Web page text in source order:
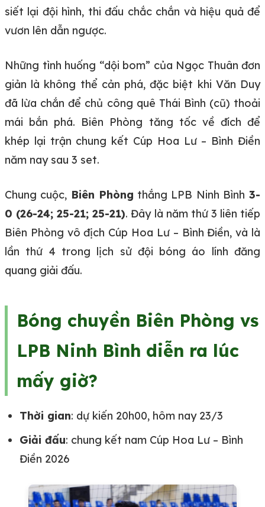
siết lại đội hình, thi đấu chắc chắn và hiệu quả để
vươn lên dẫn ngược.
Những tình huống “dội bom” của Ngọc Thuân đơn
giản là không thể cản phá, đặc biệt khi Văn Duy
đã lừa chắn để chủ công quê Thái Bình (cũ) thoải
mái bắn phá. Biên Phòng tăng tốc về đích để
khép lại trận chung kết Cúp Hoa Lư – Bình Điền
năm nay sau 3 set.
Chung cuộc, Biên Phòng thắng LPB Ninh Bình 3-
0 (26-24; 25-21; 25-21). Đây là năm thứ 3 liên tiếp
Biên Phòng vô địch Cúp Hoa Lư – Bình Điền, và là
lần thứ 4 trong lịch sử đội bóng áo lính đăng
quang giải đấu.
Bóng chuyền Biên Phòng vs
LPB Ninh Bình diễn ra lúc
mấy giờ?
Thời gian: dự kiến 20h00, hôm nay 23/3
Giải đấu: chung kết nam Cúp Hoa Lư – Bình
Điền 2026